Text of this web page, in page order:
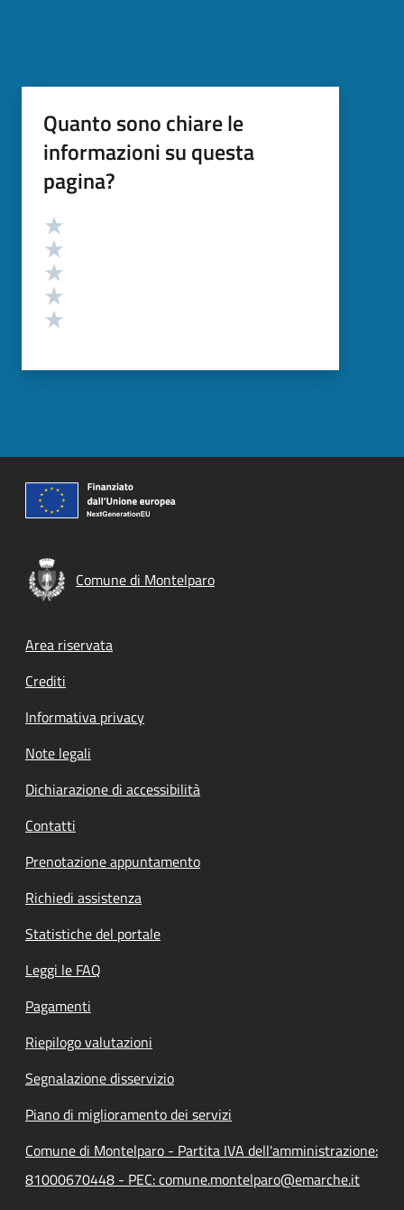
Quanto sono chiare le
informazioni su questa
pagina?
Valutazione
Comune di Montelparo
Footer menu
Area riservata
Crediti
Informativa privacy
Note legali
Dichiarazione di accessibilità
Contatti
Prenotazione appuntamento
Richiedi assistenza
Statistiche del portale
Leggi le FAQ
Pagamenti
Riepilogo valutazioni
Segnalazione disservizio
Piano di miglioramento dei servizi
Comune di Montelparo - Partita IVA dell'amministrazione:
81000670448 - PEC: comune.montelparo@emarche.it